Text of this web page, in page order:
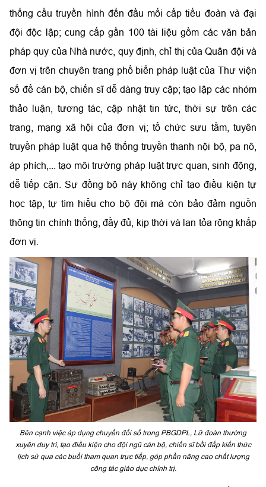
thống cầu truyền hình đến đầu mối cấp tiểu đoàn và đại
đội độc lập; cung cấp gần 100 tài liệu gồm các văn bản
pháp quy của Nhà nước, quy định, chỉ thị của Quân đội và
đơn vị trên chuyên trang phổ biến pháp luật của Thư viện
số để cán bộ, chiến sĩ dễ dàng truy cập; tạo lập các nhóm
thảo luận, tương tác, cập nhật tin tức, thời sự trên các
trang, mạng xã hội của đơn vị; tổ chức sưu tầm, tuyên
truyền pháp luật qua hệ thống truyền thanh nội bộ, pa nô,
áp phích,... tạo môi trường pháp luật trực quan, sinh động,
dễ tiếp cận. Sự đồng bộ này không chỉ tạo điều kiện tự
học tập, tự tìm hiểu cho bộ đội mà còn bảo đảm nguồn
thông tin chính thống, đầy đủ, kịp thời và lan tỏa rộng khắp
đơn vị.
Bên cạnh việc áp dụng chuyển đổi số trong PBGDPL, Lữ đoàn thường
xuyên duy trì, tạo điều kiện cho đội ngũ cán bộ, chiến sĩ bồi đắp kiến thức
lịch sử qua các buổi tham quan trực tiếp, góp phần nâng cao chất lượng
công tác giáo dục chính trị.